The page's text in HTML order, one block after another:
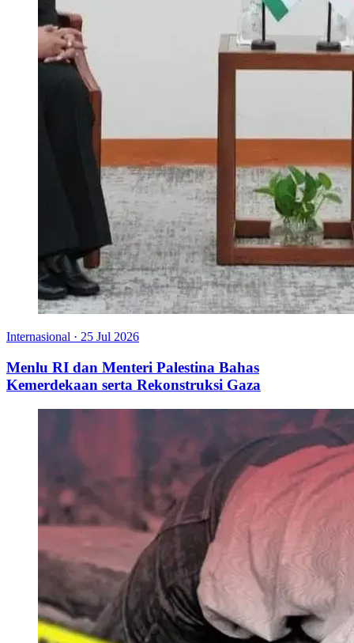
Internasional · 25 Jul 2026
Menlu RI dan Menteri Palestina Bahas
Kemerdekaan serta Rekonstruksi Gaza